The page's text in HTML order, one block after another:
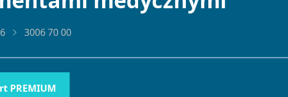
3006 70 00
PREMIUM